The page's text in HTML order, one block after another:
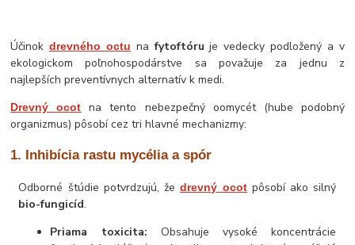
Účinok drevného octu nafytoftóru je vedecky podložený a v
ekologickom poľnohospodárstve sa považuje za jednu z
najlepších preventívnych alternatív k medi.
Drevný ocot
na tento nebezpečný oomycét (hube podobný
organizmus) pôsobí cez tri hlavné mechanizmy:
1. Inhibícia rastu mycélia a spór
Odborné štúdie potvrdzujú, žedrevný ocotpôsobí ako silný
bio-fungicíd.
Priama toxicita: Obsahuje vysoké koncentrácie